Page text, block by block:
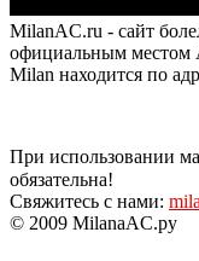
MilanAC.ru - сайт
официальным местом
Milan находится по
При использовании
обязательна!
Свяжитесь с нами:
© 2009 MilanaAC.ру